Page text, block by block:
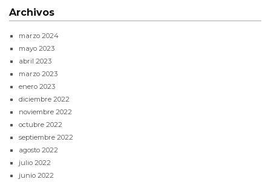
Archivos
marzo 2024
mayo 2023
abril 2023
marzo 2023
enero 2023
diciembre 2022
noviembre 2022
octubre 2022
septiembre 2022
agosto 2022
julio 2022
junio 2022